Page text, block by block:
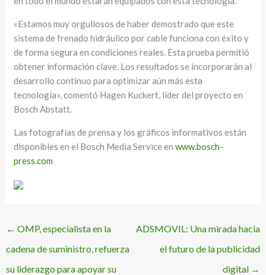
«Estamos muy orgullosos de haber demostrado que este
sistema de frenado hidráulico por cable funciona con éxito y
de forma segura en condiciones reales. Esta prueba permitió
obtener información clave. Los resultados se incorporarán al
desarrollo continuo para optimizar aún más esta
tecnología», comentó Hagen Kuckert, líder del proyecto en
Bosch Abstatt.
Las fotografías de prensa y los gráficos informativos están
disponibles en el Bosch Media Service enwww.bosch-
press.com
← OMP, especialista en la
cadena de suministro, refuerza
su liderazgo para apoyar su
ADSMOVIL: Una mirada hacia
el futuro de la publicidad
digital →